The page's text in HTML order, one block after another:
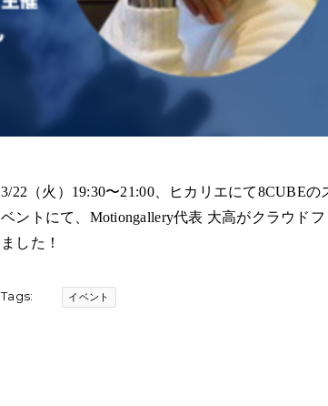
3/22（火）19:30〜21:00、ヒカリエにて8CUBE
ベントにて、Motiongallery代表 大高がクラウド
ました！
Tags: イベント